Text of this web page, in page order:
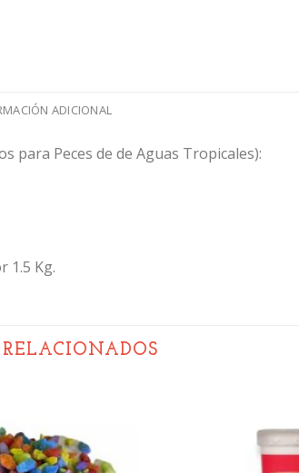
ADICIONAL
para Peces de de Aguas Tropicales):
1.5 Kg.
RELACIONADOS
Añadir